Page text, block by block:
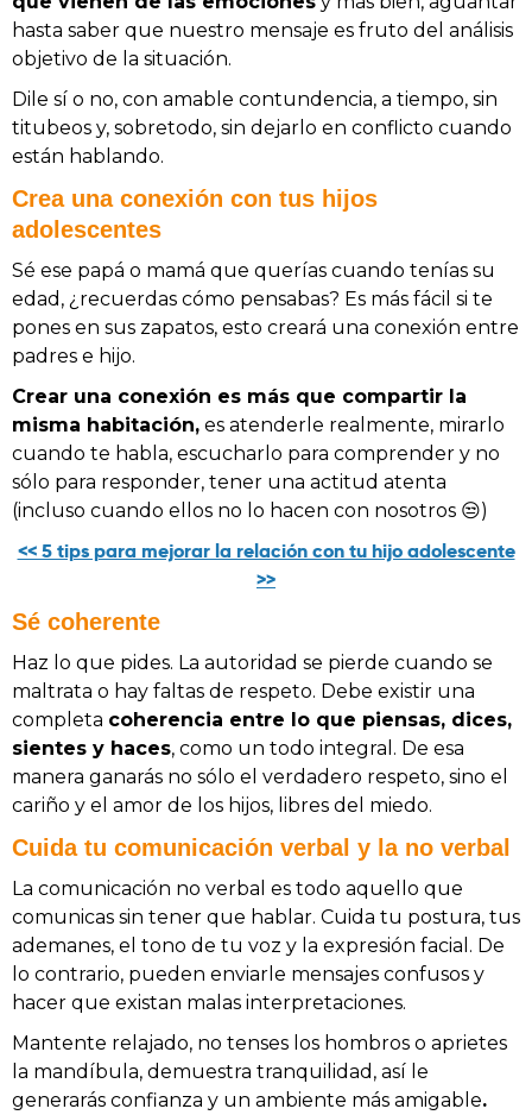
hasta saber que nuestro mensaje es fruto del análisis
objetivo de la situación.
Dile sí o no, con amable contundencia, a tiempo, sin
titubeos y, sobretodo, sin dejarlo en conflicto cuando
están hablando.
Crea una conexión con tus hijos
adolescentes
Sé ese papá o mamá que querías cuando tenías su
edad, ¿recuerdas cómo pensabas? Es más fácil si te
pones en sus zapatos, esto creará una conexión entre
padres e hijo.
Crear una conexión es más que compartir la
misma habitación, es atenderle realmente, mirarlo
cuando te habla, escucharlo para comprender y no
sólo para responder, tener una actitud atenta
(incluso cuando ellos no lo hacen con nosotros 😒)
<< 5 tips para mejorar la relación con tu hijo adolescente
>>
Sé coherente
Haz lo que pides. La autoridad se pierde cuando se
maltrata o hay faltas de respeto. Debe existir una
completa coherencia entre lo que piensas, dices,
sientes y haces, como un todo integral. De esa
manera ganarás no sólo el verdadero respeto, sino el
cariño y el amor de los hijos, libres del miedo.
Cuida tu comunicación verbal y la no verbal
La comunicación no verbal es todo aquello que
comunicas sin tener que hablar. Cuida tu postura, tus
ademanes, el tono de tu voz y la expresión facial. De
lo contrario, pueden enviarle mensajes confusos y
hacer que existan malas interpretaciones.
Mantente relajado, no tenses los hombros o aprietes
la mandíbula, demuestra tranquilidad, así le
generarás confianza y un ambiente más amigable.